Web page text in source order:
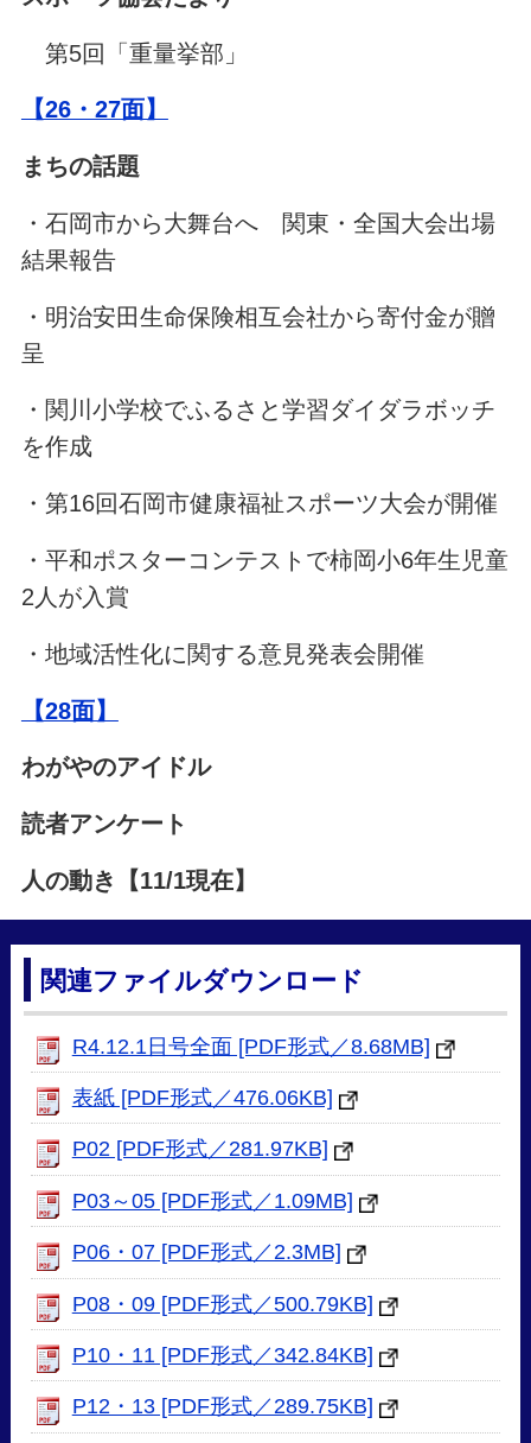
第5回「重量挙部」
【26・27面】
まちの話題
・石岡市から大舞台へ 関東・全国大会出場
結果報告
・明治安田生命保険相互会社から寄付金が贈
呈
・関川小学校でふるさと学習ダイダラボッチ
を作成
・第16回石岡市健康福祉スポーツ大会が開催
・平和ポスターコンテストで柿岡小6年生児童
2人が入賞
・地域活性化に関する意見発表会開催
【28面】
わがやのアイドル
読者アンケート
人の動き【11/1現在】
関連ファイルダウンロード
R4.12.1日号全面 [PDF形式／8.68MB]
表紙 [PDF形式／476.06KB]
P02 [PDF形式／281.97KB]
P03～05 [PDF形式／1.09MB]
P06・07 [PDF形式／2.3MB]
P08・09 [PDF形式／500.79KB]
P10・11 [PDF形式／342.84KB]
P12・13 [PDF形式／289.75KB]